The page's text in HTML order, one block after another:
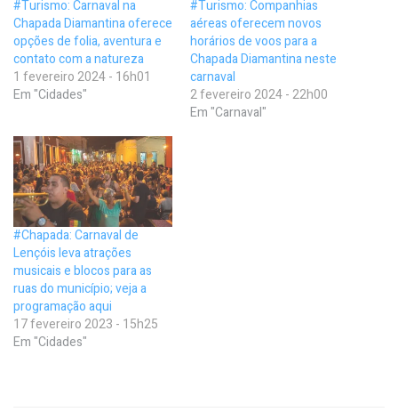
#Turismo: Carnaval na
Chapada Diamantina oferece
opções de folia, aventura e
contato com a natureza
1 fevereiro 2024 - 16h01
Em "Cidades"
#Turismo: Companhias
aéreas oferecem novos
horários de voos para a
Chapada Diamantina neste
carnaval
2 fevereiro 2024 - 22h00
Em "Carnaval"
#Chapada: Carnaval de
Lençóis leva atrações
musicais e blocos para as
ruas do município; veja a
programação aqui
17 fevereiro 2023 - 15h25
Em "Cidades"